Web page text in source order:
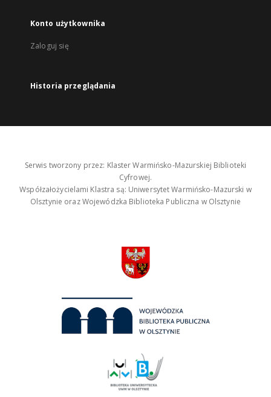
Konto użytkownika
Zaloguj się
Historia przeglądania
Serwis tworzony przez: Klaster Warmińsko-Mazurskiej Biblioteki
Cyfrowej.
Współzałożycielami Klastra są: Uniwersytet Warmińsko-Mazurski w
Olsztynie oraz Wojewódzka Biblioteka Publiczna w Olsztynie